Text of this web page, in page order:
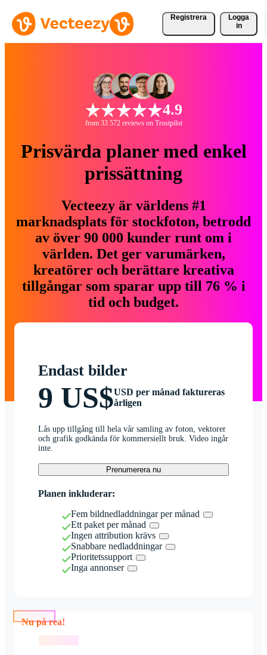
Registrera
Logga
in
4.9
from 33 572 reviews on Trustpilot
Prisvärda planer med enkel
prissättning
Vecteezy är världens #1
marknadsplats för stockfoton, betrodd
av över 90 000 kunder runt om i
världen. Det ger varumärken,
kreatörer och berättare kreativa
tillgångar som sparar upp till 76 % i
tid och budget.
Endast bilder
9 US$USD per månad faktureras
årligen
Lås upp tillgång till hela vår samling av foton, vektorer
och grafik godkända för kommersiellt bruk. Video ingår
inte.
Prenumerera nu
Planen inkluderar:
Fem bildnedladdningar per månad
Ett paket per månad
Ingen attribution krävs
Snabbare nedladdningar
Prioritetssupport
Inga annonser
Nu på rea!